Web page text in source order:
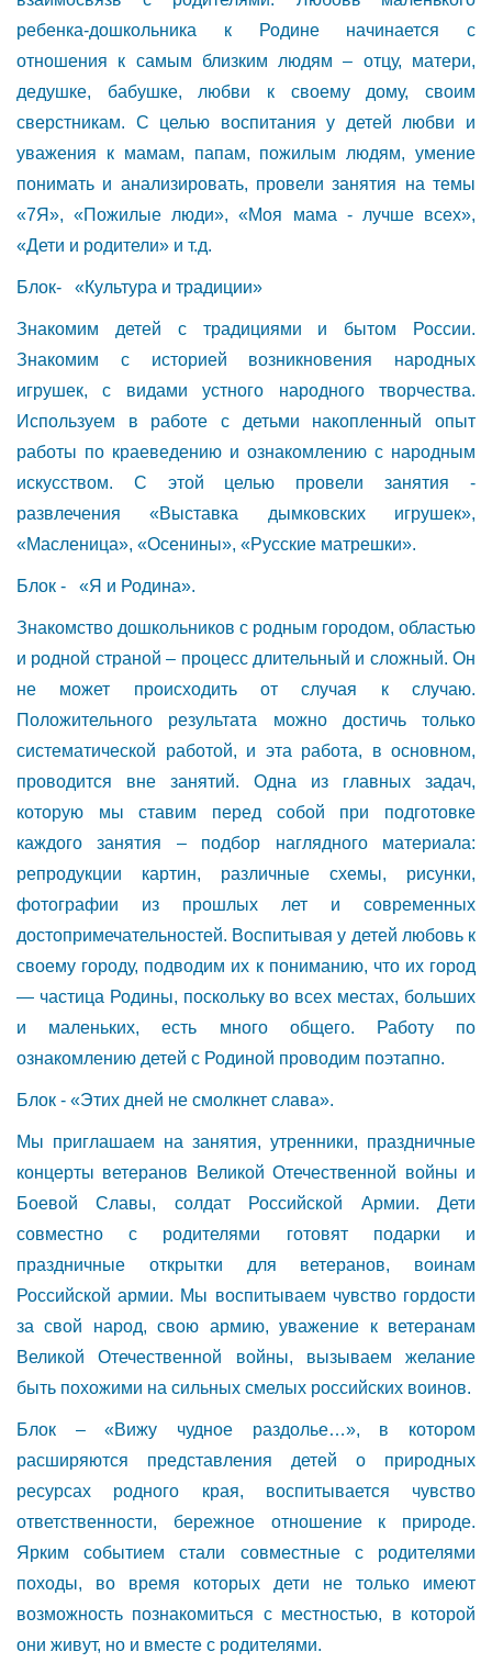
ребенка-дошкольника к Родине начинается с
отношения к самым близким людям – отцу, матери,
дедушке, бабушке, любви к своему дому, своим
сверстникам. С целью воспитания у детей любви и
уважения к мамам, папам, пожилым людям, умение
понимать и анализировать, провели занятия на темы
«7Я», «Пожилые люди», «Моя мама - лучше всех»,
«Дети и родители» и т.д.
Блок- «Культура и традиции»
Знакомим детей с традициями и бытом России.
Знакомим с историей возникновения народных
игрушек, с видами устного народного творчества.
Используем в работе с детьми накопленный опыт
работы по краеведению и ознакомлению с народным
искусством. С этой целью провели занятия -
развлечения «Выставка дымковских игрушек»,
«Масленица», «Осенины», «Русские матрешки».
Блок - «Я и Родина».
Знакомство дошкольников с родным городом, областью
и родной страной – процесс длительный и сложный. Он
не может происходить от случая к случаю.
Положительного результата можно достичь только
систематической работой, и эта работа, в основном,
проводится вне занятий. Одна из главных задач,
которую мы ставим перед собой при подготовке
каждого занятия – подбор наглядного материала:
репродукции картин, различные схемы, рисунки,
фотографии из прошлых лет и современных
достопримечательностей. Воспитывая у детей любовь к
своему городу, подводим их к пониманию, что их город
— частица Родины, поскольку во всех местах, больших
и маленьких, есть много общего. Работу по
ознакомлению детей с Родиной проводим поэтапно.
Блок - «Этих дней не смолкнет слава».
Мы приглашаем на занятия, утренники, праздничные
концерты ветеранов Великой Отечественной войны и
Боевой Славы, солдат Российской Армии. Дети
совместно с родителями готовят подарки и
праздничные открытки для ветеранов, воинам
Российской армии. Мы воспитываем чувство гордости
за свой народ, свою армию, уважение к ветеранам
Великой Отечественной войны, вызываем желание
быть похожими на сильных смелых российских воинов.
Блок – «Вижу чудное раздолье…», в котором
расширяются представления детей о природных
ресурсах родного края, воспитывается чувство
ответственности, бережное отношение к природе.
Ярким событием стали совместные с родителями
походы, во время которых дети не только имеют
возможность познакомиться с местностью, в которой
они живут, но и вместе с родителями.